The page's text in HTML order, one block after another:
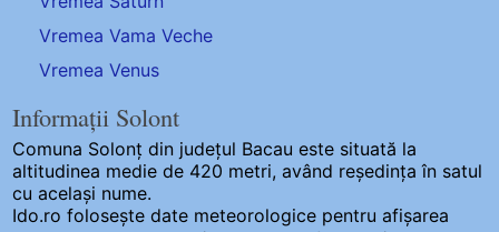
Vremea Vama Veche
Vremea Venus
Informații Solont
Comuna Solonț din județul Bacau este situată la
altitudinea medie de 420 metri, având reședința în satul
cu același nume.
Ido.ro folosește date meteorologice pentru afișarea